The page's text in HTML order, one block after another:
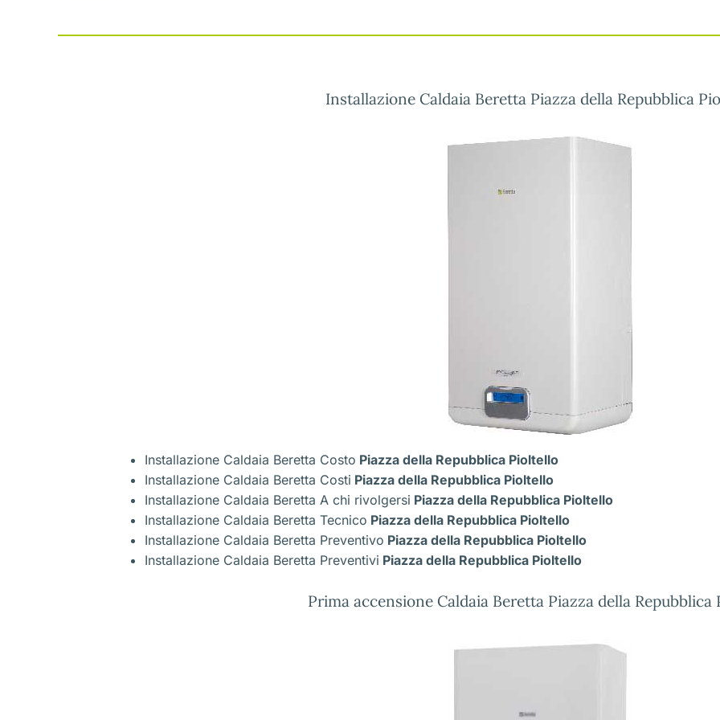
Installazione Caldaia Beretta Piazza della Repubblica
Installazione Caldaia Beretta Costo Piazza della Repubblica Pioltello
Installazione Caldaia Beretta Costi Piazza della Repubblica Pioltello
Installazione Caldaia Beretta A chi rivolgersi Piazza della Repubblica Pioltello
Installazione Caldaia Beretta Tecnico Piazza della Repubblica Pioltello
Installazione Caldaia Beretta Preventivo Piazza della Repubblica Pioltello
Installazione Caldaia Beretta Preventivi Piazza della Repubblica Pioltello
Prima accensione Caldaia Beretta Piazza della Repubblica